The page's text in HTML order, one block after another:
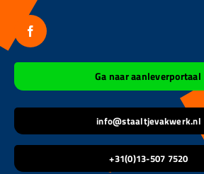
inhoud
Ga naar aanleverportaal
info@staaltjevakwerk.nl
+31(0)13-507 7520